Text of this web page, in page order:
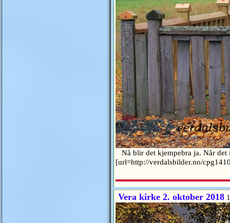
Nå blir det kjempebra ja. Når det
[url=http://verdalsbilder.no/
Vera kirke 2. oktober 2018